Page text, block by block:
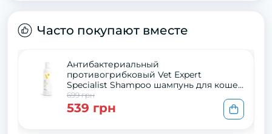
Часто покупают вместе
Антибактериальный
противогрибковый Vet Expert
Specialist Shampoo шампунь для кошек
и собак, 250 мл
699 грн
539 грн